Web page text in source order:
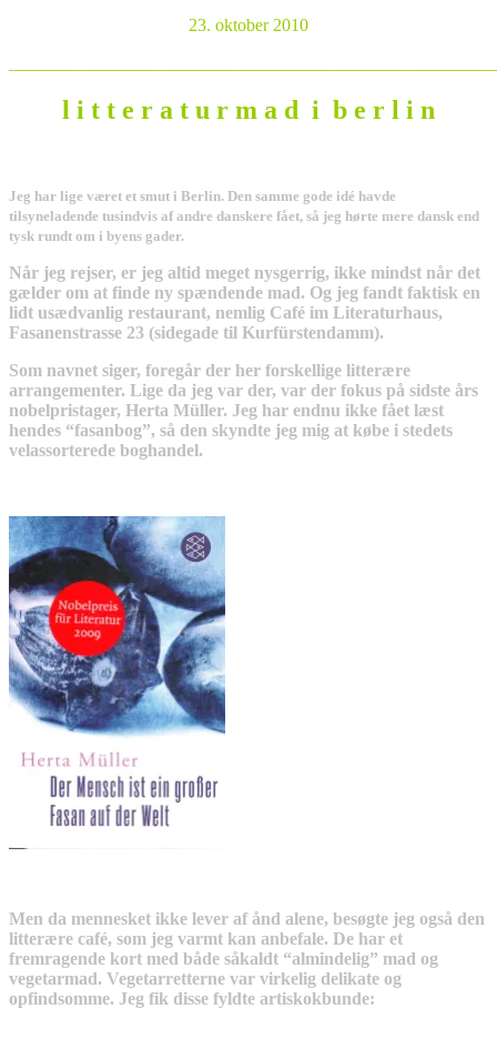
23. oktober 2010
l i t t e r a t u r m a d i b e r l i n
Jeg har lige været et smut i Berlin. Den samme gode idé havde
tilsyneladende tusindvis af andre danskere fået, så jeg hørte mere dansk end
tysk rundt om i byens gader.
Når jeg rejser, er jeg altid meget nysgerrig, ikke mindst når det
gælder om at finde ny spændende mad. Og jeg fandt faktisk en
lidt usædvanlig restaurant, nemlig Café im Literaturhaus,
Fasanenstrasse 23 (sidegade til Kurfürstendamm).
Som navnet siger, foregår der her forskellige litterære
arrangementer. Lige da jeg var der, var der fokus på sidste års
nobelpristager, Herta Müller. Jeg har endnu ikke fået læst
hendes “fasanbog”, så den skyndte jeg mig at købe i stedets
velassorterede boghandel.
Men da mennesket ikke lever af ånd alene, besøgte jeg også den
litterære café, som jeg varmt kan anbefale. De har et
fremragende kort med både såkaldt “almindelig” mad og
vegetarmad. Vegetarretterne var virkelig delikate og
opfindsomme. Jeg fik disse fyldte artiskokbunde: